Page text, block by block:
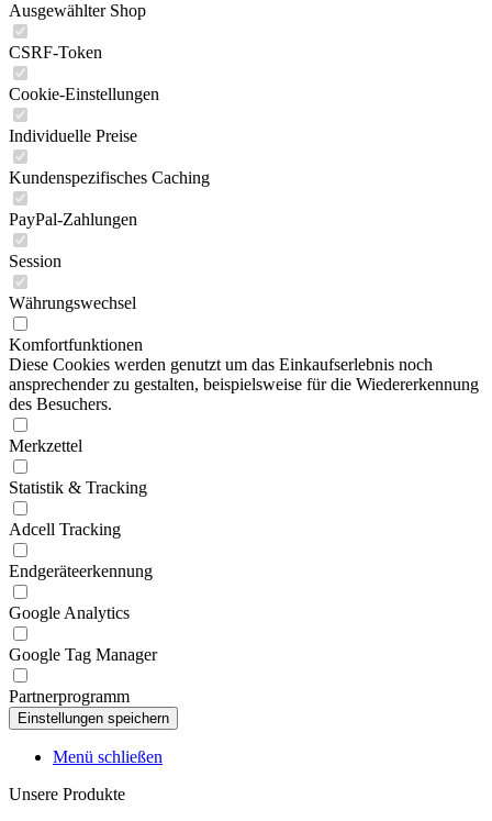
Ausgewählter Shop
CSRF-Token
Cookie-Einstellungen
Individuelle Preise
Kundenspezifisches Caching
PayPal-Zahlungen
Session
Währungswechsel
Komfortfunktionen
Diese Cookies werden genutzt um das Einkaufserlebnis noch
ansprechender zu gestalten, beispielsweise für die Wiedererkennung
des Besuchers.
Merkzettel
Statistik & Tracking
Adcell Tracking
Endgeräteerkennung
Google Analytics
Google Tag Manager
Partnerprogramm
Menü schließen
Unsere Produkte